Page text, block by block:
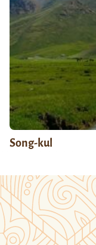
Song-kul